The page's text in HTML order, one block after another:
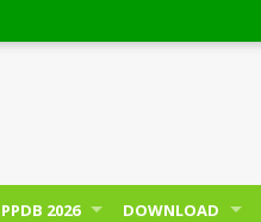
PPDB 2026 DOWNLOAD